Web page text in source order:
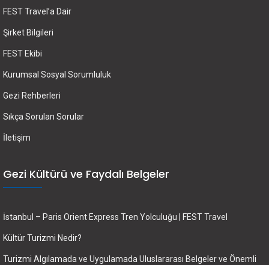
FEST Travel’a Dair
Şirket Bilgileri
FEST Ekibi
Kurumsal Sosyal Sorumluluk
Gezi Rehberleri
Sıkça Sorulan Sorular
İletişim
Gezi Kültürü ve Faydalı Belgeler
İstanbul – Paris Orient Express Tren Yolculuğu | FEST Travel
Kültür Turizmi Nedir?
Turizmi Algılamada ve Uygulamada Uluslararası Belgeler ve Önemli